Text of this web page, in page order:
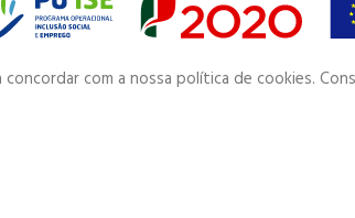
com a nossa política de cookies.